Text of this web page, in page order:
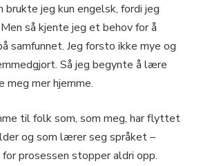
jeg kun engelsk, fordi jeg
så kjente jeg et behov for å
samfunnet. Jeg forsto ikke mye og
Så jeg begynte å lære
meg mer hjemme.
til folk som, som meg, har flyttet
og som lærer seg språket –
prosessen stopper aldri opp.